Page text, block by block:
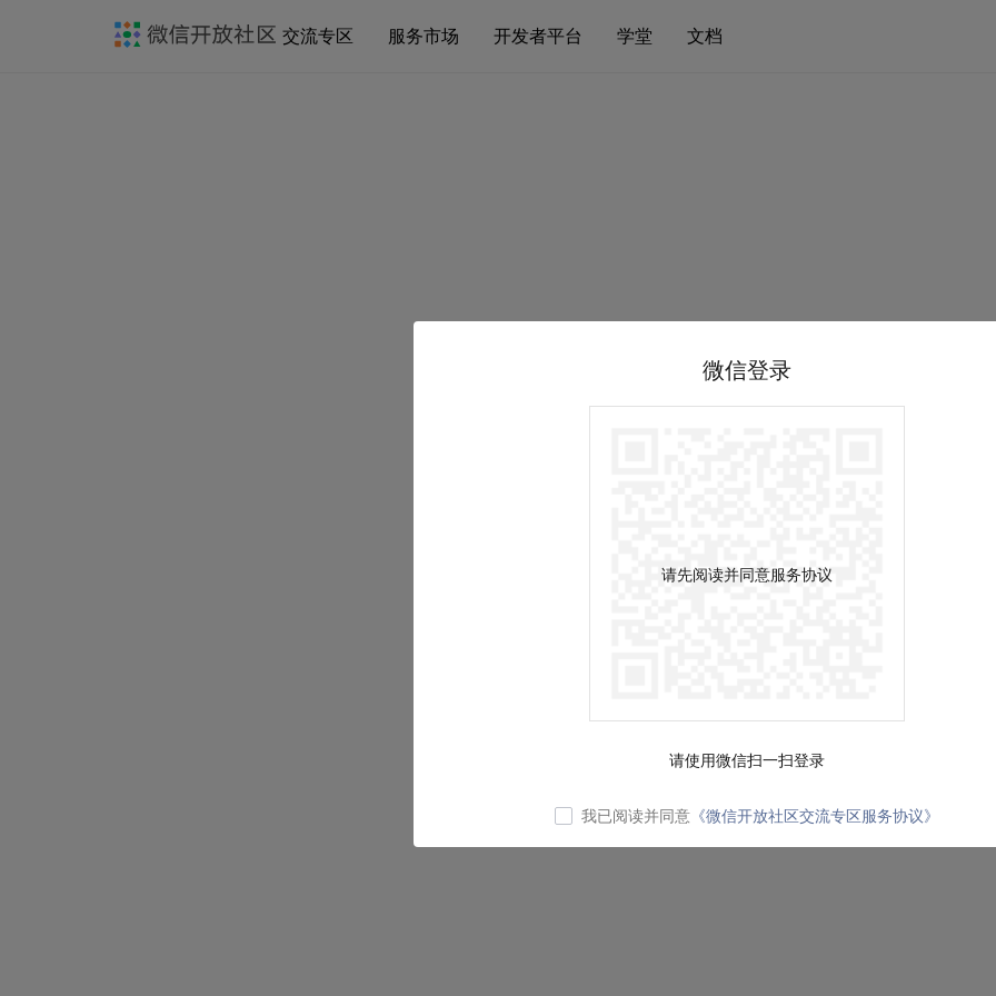
交流专区 服务市场 开发者平台 学堂 文档
微信登录
请先阅读并同意服务协议
请使用微信扫一扫登录
我已阅读并同意 《微信开放社区交流专区服务协议》